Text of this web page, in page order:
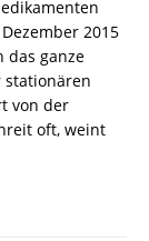
2015
das ganze
stationären
von der
oft, weint